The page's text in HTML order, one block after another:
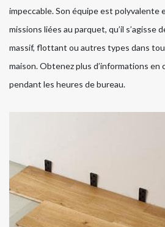
impeccable. Son équipe est
missions liées au parquet, qu’il s’agisse
massif, flottant ou autres types dans
maison. Obtenez plus d’informations
pendant les heures de bureau.